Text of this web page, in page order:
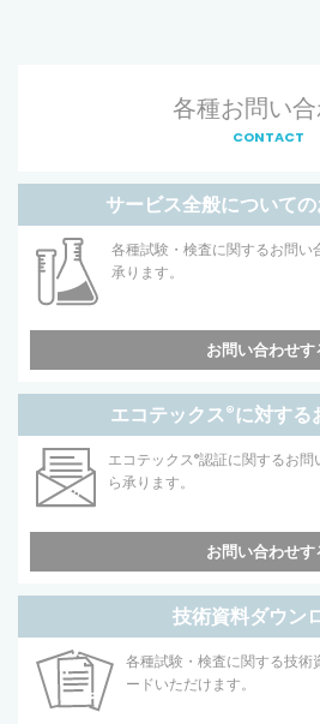
各種お問い
CONTACT
サービス全般について
各種試験・検査に関するお問い
承ります。
お問い合わせす
エコテックス®に対する
エコテックス®認証に関するお問
ら承ります。
お問い合わせす
技術資料ダウン
各種試験・検査に関する技術
ードいただけます。